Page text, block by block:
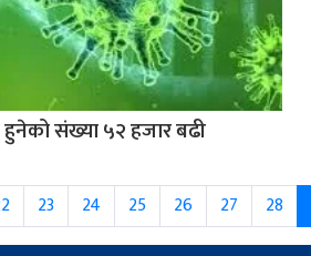
हुनेको संख्या ५२ हजार बढी
23 24 25 26 27 28